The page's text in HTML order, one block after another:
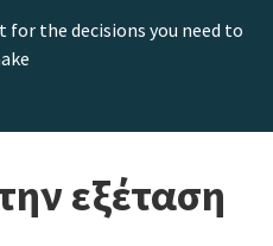
for the decisions you need to
εξέταση